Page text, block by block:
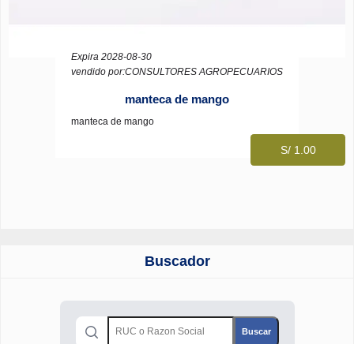
Expira 2028-08-30
vendido por:CONSULTORES AGROPECUARIOS
manteca de mango
manteca de mango
S/ 1.00
Buscador